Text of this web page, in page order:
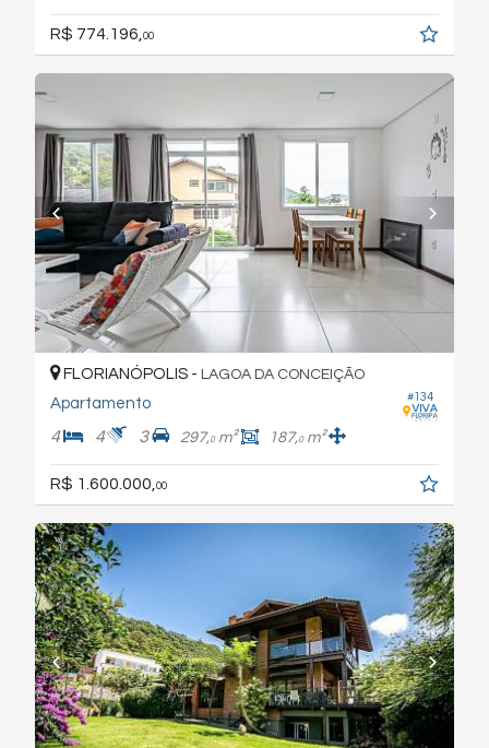
R$ 774.196, 00
#134
FLORIANÓPOLIS - LAGOA DA CONCEIÇÃO
Apartamento
4 4 3 297,0m² 187,0m²
R$ 1.600.000, 00